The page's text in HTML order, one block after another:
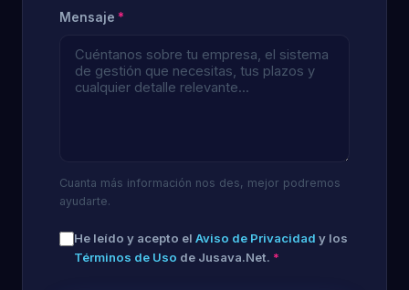
Mensaje *
Cuanta más información nos des, mejor podremos
ayudarte.
He leído y acepto el Aviso de Privacidad y los
Términos de Uso de Jusava.Net. *